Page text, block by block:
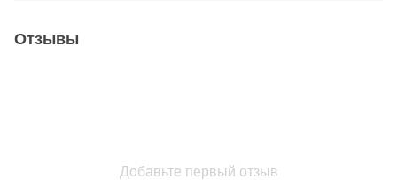
Отзывы
Добавьте первый отзыв